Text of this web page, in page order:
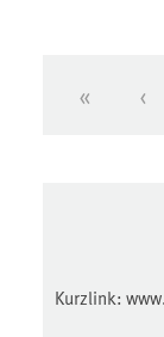
Erste
« ‹
Kurzlink: